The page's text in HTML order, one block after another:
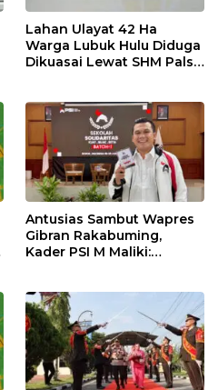
Lahan Ulayat 42 Ha
Warga Lubuk Hulu Diduga
Dikuasai Lewat SHM Palsu
Antusias Sambut Wapres
Gibran Rakabuming,
Kader PSI M Maliki: